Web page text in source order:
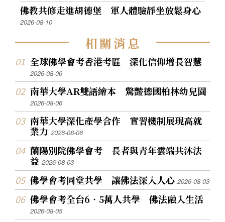
佛教共修走進胡德堡 軍人體驗靜坐放鬆身心
2026-08-10
相關消息
全球佛學會考香港考區 深化信仰增長智慧
2026-08-06
南華大學AR雙語繪本 驚豔德國柏林幼兒園
2026-08-06
南華大學深化產學合作 實習機制展現高就
業力2026-08-06
蘭陽別院佛學會考 長者與青年雲端共沐法
益2026-08-03
佛學會考同堂共學 讓佛法深入人心2026-08-03
佛學會考全台6‧5萬人共學 佛法融入生活
2026-08-05